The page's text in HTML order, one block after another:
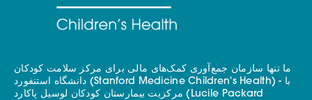
ما تنها سازمان جمع‌آوری کمک‌های مالی برای مرکز سلامت کودکان
دانشگاه استنفورد (Stanford Medicine Children's Health) - با
مرکزیت بیمارستان کودکان لوسیل پاکارد (Lucile Packard